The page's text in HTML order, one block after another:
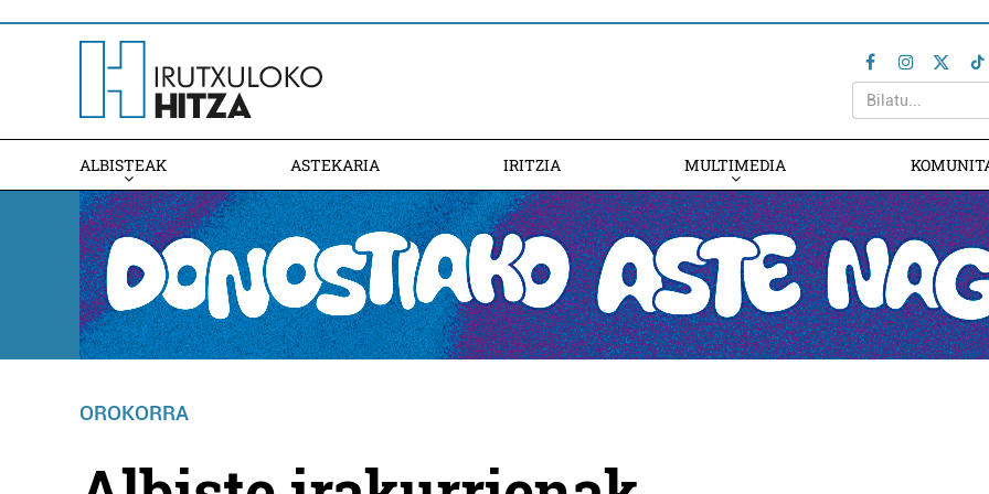
ALBISTEAK ASTEKARIA IRITZIA MULTIMEDIA
OROKORRA